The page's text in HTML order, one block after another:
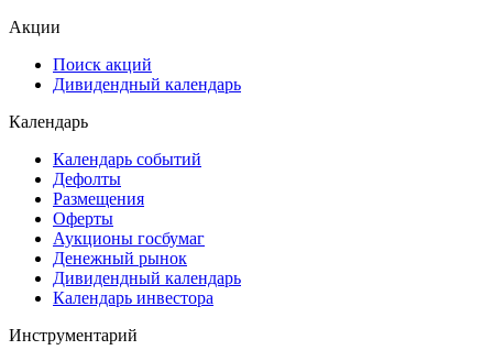
Акции
Поиск акций
Дивидендный календарь
Календарь
Календарь событий
Дефолты
Размещения
Оферты
Аукционы госбумаг
Денежный рынок
Дивидендный календарь
Календарь инвестора
Инструментарий